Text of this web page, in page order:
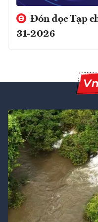
Đón đọc Tạp
31-2026